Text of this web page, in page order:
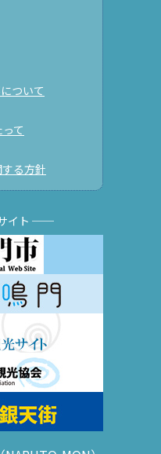
ついて
て
る方針
イト ──